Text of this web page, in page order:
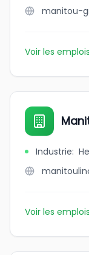
manitou-
Voir les
Industrie:
Voir les